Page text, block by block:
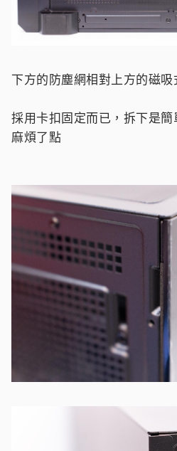
下方的防塵網相對上方的磁
採用卡扣固定而已，拆下是
麻煩了點